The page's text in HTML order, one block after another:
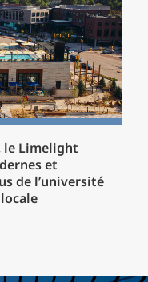
Limelight
et
de l’université